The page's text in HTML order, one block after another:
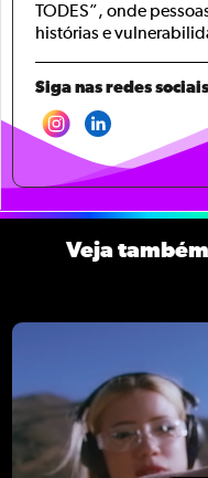
TODES”, onde
histórias e
Siga nas redes sociais
Veja também